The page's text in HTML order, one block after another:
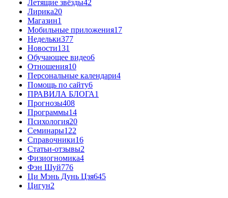
Летящие звёзды42
Лирика20
Магазин1
Мобильные приложения17
Недельки377
Новости131
Обучающее видео6
Отношения10
Персональные календари4
Помощь по сайту6
ПРАВИЛА БЛОГА1
Прогнозы408
Программы14
Психология20
Семинары122
Справочники16
Статьи-отзывы2
Физиогномика4
Фэн Шуй776
Ци Мэнь Дунь Цзя645
Цигун2